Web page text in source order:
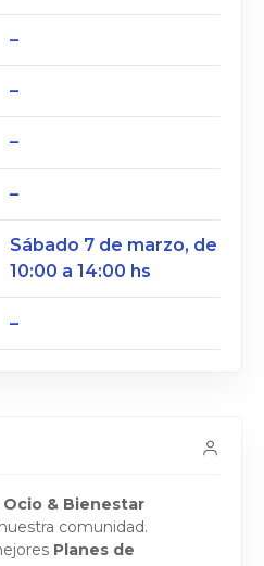
–
–
–
–
Sábado 7 de marzo, de
10:00 a 14:00 hs
–
& Bienestar
comunidad.
Planes de